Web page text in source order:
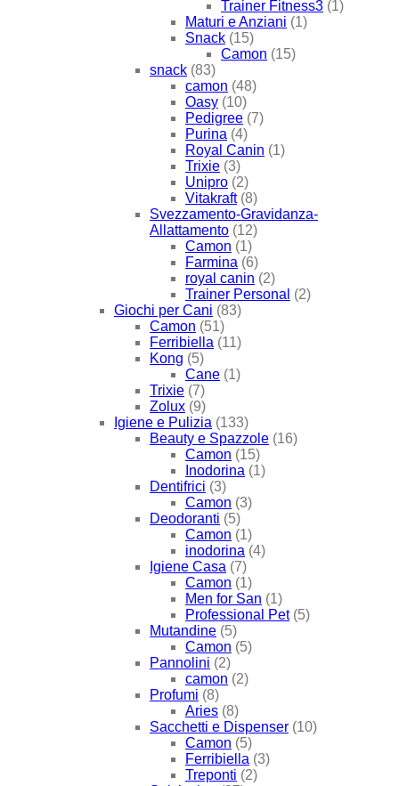
Trainer Fitness3 (1)
Maturi e Anziani (1)
Snack (15)
Camon (15)
snack (83)
camon (48)
Oasy (10)
Pedigree (7)
Purina (4)
Royal Canin (1)
Trixie (3)
Unipro (2)
Vitakraft (8)
Svezzamento-Gravidanza-
Allattamento (12)
Camon (1)
Farmina (6)
royal canin (2)
Trainer Personal (2)
Giochi per Cani (83)
Camon (51)
Ferribiella (11)
Kong (5)
Cane (1)
Trixie (7)
Zolux (9)
Igiene e Pulizia (133)
Beauty e Spazzole (16)
Camon (15)
Inodorina (1)
Dentifrici (3)
Camon (3)
Deodoranti (5)
Camon (1)
inodorina (4)
Igiene Casa (7)
Camon (1)
Men for San (1)
Professional Pet (5)
Mutandine (5)
Camon (5)
Pannolini (2)
camon (2)
Profumi (8)
Aries (8)
Sacchetti e Dispenser (10)
Camon (5)
Ferribiella (3)
Treponti (2)